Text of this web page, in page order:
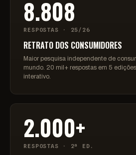
8.808
RESPOSTAS · 25/26
RETRATO DOS CONSUMIDORES
Maior pesquisa independente de
mundo. 20 mil+ respostas em 5
interativo.
2.000+
RESPOSTAS · 2ª ED.